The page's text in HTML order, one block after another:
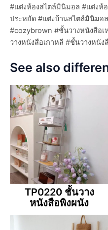
#แต่งห้องสไตล์มินิมอล #แต่งห้
ประหยัด #แต่งบ้านสไตล์มินิมอ
#cozybrown #ชั้นวางหนังสือ
วางหนังสือเกาหลี #ชั้นวางหนัง
See also
TP0220 ชั้นวาง
หนังสือพิงผนัง